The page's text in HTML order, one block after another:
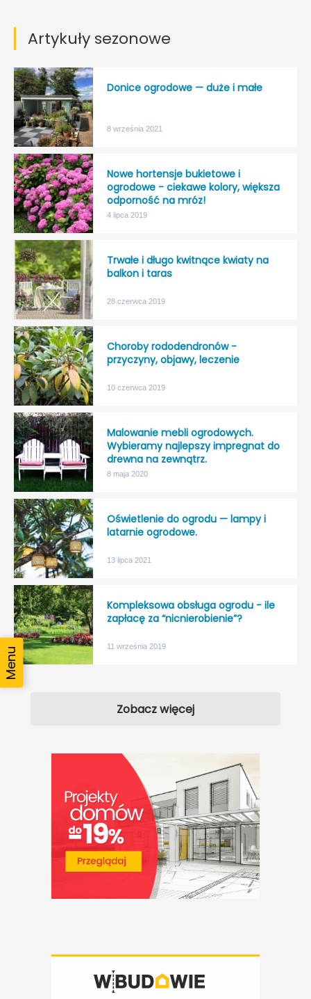
Artykuły sezonowe
Donice ogrodowe — duże i małe
8 września 2021
Nowe hortensje bukietowe i
ogrodowe - ciekawe kolory, większa
odporność na mróz!
4 lipca 2019
Trwałe i długo kwitnące kwiaty na
balkon i taras
28 czerwca 2019
Choroby rododendronów -
przyczyny, objawy, leczenie
10 czerwca 2019
Malowanie mebli ogrodowych.
Wybieramy najlepszy impregnat do
drewna na zewnątrz.
8 maja 2020
Oświetlenie do ogrodu — lampy i
latarnie ogrodowe.
13 lipca 2021
Kompleksowa obsługa ogrodu - ile
zapłacę za “nicnierobienie”?
11 września 2019
Zobacz więcej